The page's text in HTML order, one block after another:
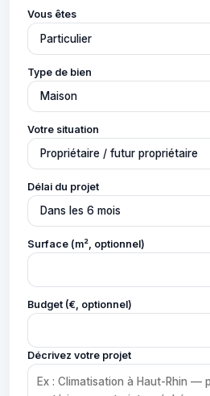
Vous êtes
Type de bien
Votre situation
Délai du projet
Surface (m², optionnel)
Budget (€, optionnel)
Décrivez votre projet